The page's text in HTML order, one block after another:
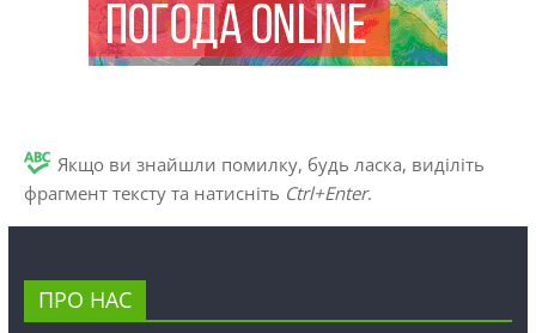
Якщо ви знайшли помилку, будь ласка, виділіть
фрагмент тексту та натисніть Ctrl+Enter.
ПРО НАС